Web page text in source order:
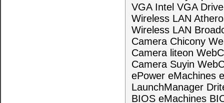
VGA Intel VGA
Wireless LAN
Wireless LAN
Camera Chicony
Camera liteon
Camera Suyin
ePower eMachines
LaunchManager
BIOS eMachines